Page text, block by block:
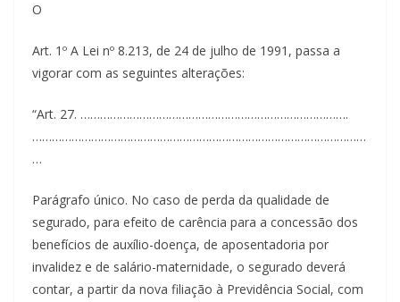
O
Art. 1º A Lei nº 8.213, de 24 de julho de 1991, passa a
vigorar com as seguintes alterações:
“Art. 27. ……………………………………………………………………….
…………………………………………………………………………………………
…
Parágrafo único. No caso de perda da qualidade de
segurado, para efeito de carência para a concessão dos
benefícios de auxílio-doença, de aposentadoria por
invalidez e de salário-maternidade, o segurado deverá
contar, a partir da nova filiação à Previdência Social, com